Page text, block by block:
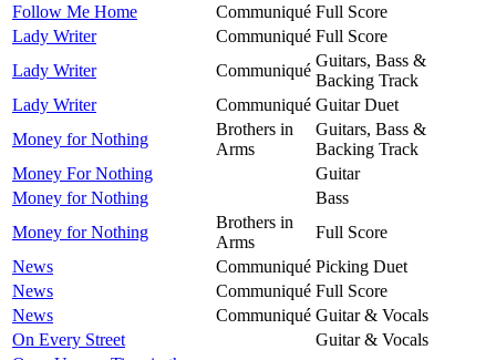
Follow Me Home
Communiqué Full Score
Lady Writer
Communiqué Full Score
Lady Writer
Communiqué
Guitars, Bass &
Backing Track
Lady Writer
Communiqué Guitar Duet
Money for Nothing
Brothers in
Arms
Guitars, Bass &
Backing Track
Money For Nothing
Guitar
Money for Nothing
Bass
Money for Nothing
Brothers in
Arms
Full Score
News
Communiqué Picking Duet
News
Communiqué Full Score
News
Communiqué Guitar & Vocals
On Every Street
Guitar & Vocals